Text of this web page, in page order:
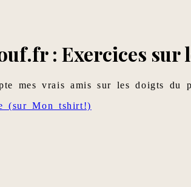
: Exercices sur
mes vrais amis sur les doigts du
(sur Mon tshirt!)